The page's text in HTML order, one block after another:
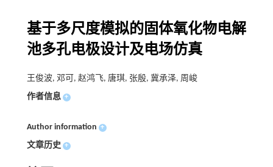
基于多尺度模拟的固体氧化物电解
池多孔电极设计及电场仿真
王俊波, 邓可, 赵鸿飞, 唐琪, 张殷, 冀承泽, 周峻
作者信息 +
Author information +
文章历史 +